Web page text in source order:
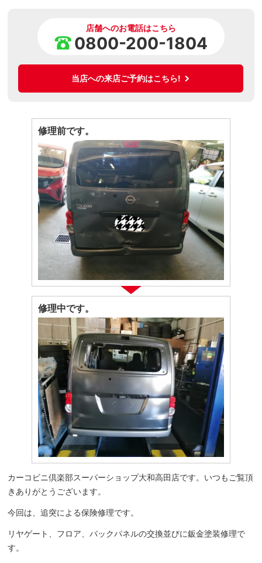
店舗へのお電話はこちら
0800-200-1804
当店への来店ご予約はこちら!
修理前です。
修理中です。
カーコビニ倶楽部スーパーショップ大和高田店です。いつもご覧頂
きありがとうございます。
今回は、追突による保険修理です。
リヤゲート、フロア、バックパネルの交換並びに鈑金塗装修理で
す。